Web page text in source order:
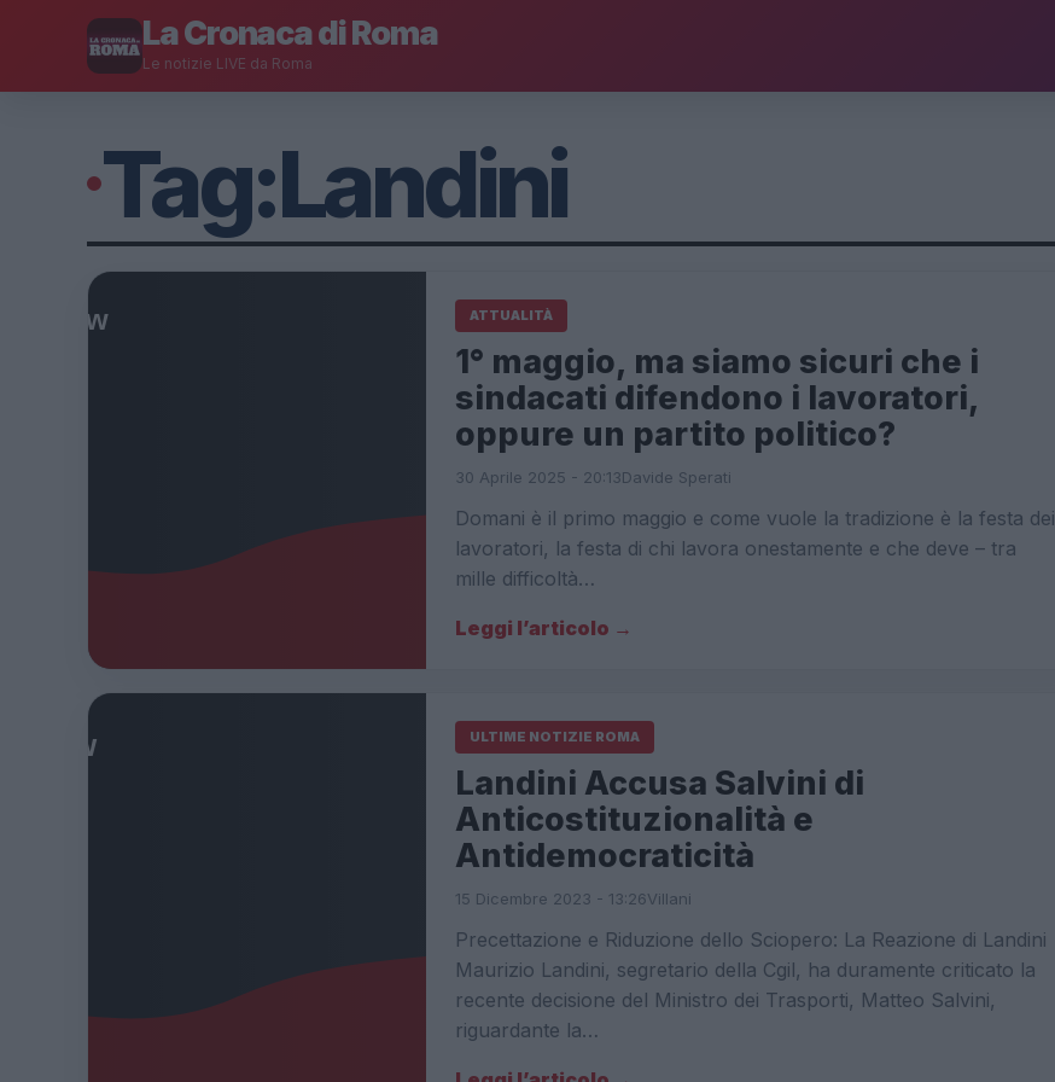
La Cronaca di Roma
Le notizie LIVE da Roma
Tag:Landini
ATTUALITÀ
1° maggio, ma siamo sicuri che i
sindacati difendono i lavoratori,
oppure un partito politico?
30 Aprile 2025 - 20:13Davide Sperati
Domani è il primo maggio e come vuole la tradizione è la festa dei
lavoratori, la festa di chi lavora onestamente e che deve – tra
mille difficoltà…
Leggi l’articolo →
ULTIME NOTIZIE ROMA
Landini Accusa Salvini di
Anticostituzionalità e
Antidemocraticità
15 Dicembre 2023 - 13:26Villani
Precettazione e Riduzione dello Sciopero: La Reazione di Landini
Maurizio Landini, segretario della Cgil, ha duramente criticato la
recente decisione del Ministro dei Trasporti, Matteo Salvini,
riguardante la…